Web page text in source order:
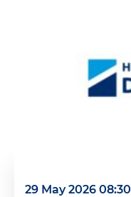
29 May 2026 08:30